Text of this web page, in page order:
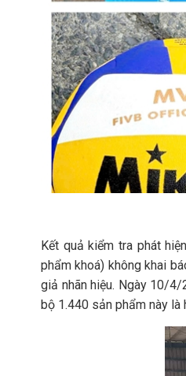
Kết quả kiểm tra phát
phẩm khoá) không khai
giả nhãn hiệu. Ngày 10/
bộ 1.440 sản phẩm này là